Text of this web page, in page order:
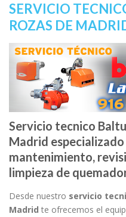
SERVICIO
ROZAS DE
Servicio tecnico
Madrid
mantenimiento,
limpieza de
Desde nuestro servicio
Madrid te ofrecemos el